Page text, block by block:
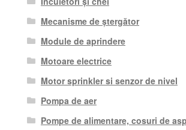
Mecanisme de ștergător
Module de aprindere
Motoare electrice
Motor sprinkler si senzor de nivel
Pompa de aer
Pompe de alimentare, cosuri de